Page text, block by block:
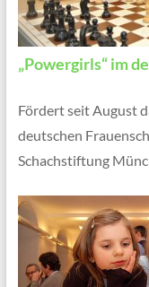
„Powergirls“ im
Fördert seit August
deutschen
Schachstiftung